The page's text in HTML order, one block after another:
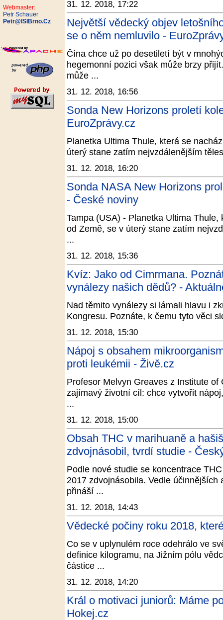
Webmaster:
Petr Schauer
Petr@ISIBrno.Cz
31. 12. 2018, 17:22
Největší vědecký objev
se o něm nemluvilo -
Čína chce už po desetiletí být v
hegemonní pozici však může brzy
může ...
31. 12. 2018, 16:56
Sonda New Horizons proletí
EuroZprávy.cz
Planetka Ultima Thule, která se
úterý stane zatím nejvzdálenějším
31. 12. 2018, 16:20
Sonda NASA New Horizons
- České noviny
Tampa (USA) - Planetka Ultima
od Země, se v úterý stane zatím
...
31. 12. 2018, 15:36
Kvíz: Jako od Cimrmana.
vynálezy našich dědů? -
Nad těmito vynálezy si lámali hlavu i
Kongresu. Poznáte, k čemu tyto věci
31. 12. 2018, 15:30
Nápoj s obsahem
proti leukémii - Živě.cz
Profesor Melvyn Greaves z Institute
zajímavý životní cíl: chce vytvořit
...
31. 12. 2018, 15:00
Obsah THC v marihuaně a
zdvojnásobil, tvrdí studie -
Podle nové studie se koncentrace
2017 zdvojnásobila. Vedle
přináší ...
31. 12. 2018, 14:43
Vědecké počiny roku 2018,
Co se v uplynulém roce odehrálo ve
definice kilogramu, na Jižním pólu
částice ...
31. 12. 2018, 14:20
Král o motivaci juniorů: Máme
Hokej.cz